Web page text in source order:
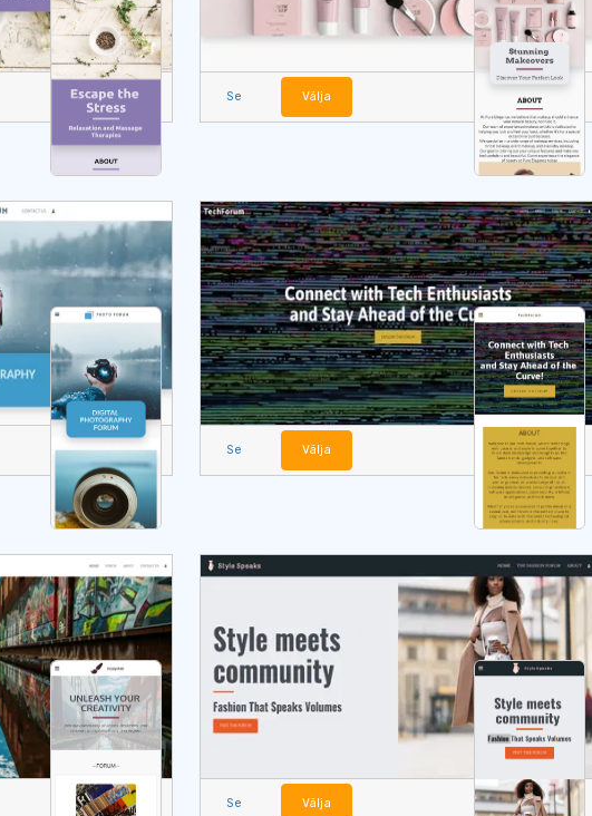
Se Välja
Se Välja
Se Välja